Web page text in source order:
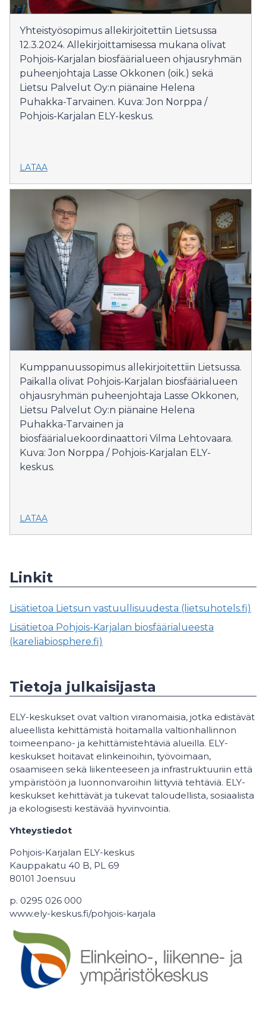
Yhteistyösopimus allekirjoitettiin Lietsussa
12.3.2024. Allekirjoittamisessa mukana olivat
Pohjois-Karjalan biosfäärialueen ohjausryhmän
puheenjohtaja Lasse Okkonen (oik.) sekä
Lietsu Palvelut Oy:n piänaine Helena
Puhakka-Tarvainen. Kuva: Jon Norppa /
Pohjois-Karjalan ELY-keskus.
LATAA
Kumppanuussopimus allekirjoitettiin Lietsussa.
Paikalla olivat Pohjois-Karjalan biosfäärialueen
ohjausryhmän puheenjohtaja Lasse Okkonen,
Lietsu Palvelut Oy:n piänaine Helena
Puhakka-Tarvainen ja
biosfäärialuekoordinaattori Vilma Lehtovaara.
Kuva: Jon Norppa / Pohjois-Karjalan ELY-
keskus.
LATAA
Linkit
Lisätietoa Lietsun vastuullisuudesta (lietsuhotels.fi)
Lisätietoa Pohjois-Karjalan biosfäärialueesta
(kareliabiosphere.fi)
Tietoja julkaisijasta
ELY-keskukset ovat valtion viranomaisia, jotka edistävät
alueellista kehittämistä hoitamalla valtionhallinnon
toimeenpano- ja kehittämistehtäviä alueilla. ELY-
keskukset hoitavat elinkeinoihin, työvoimaan,
osaamiseen sekä liikenteeseen ja infrastruktuuriin että
ympäristöön ja luonnonvaroihin liittyviä tehtäviä. ELY-
keskukset kehittävät ja tukevat taloudellista, sosiaalista
ja ekologisesti kestävää hyvinvointia.
Yhteystiedot
Pohjois-Karjalan ELY-keskus
Kauppakatu 40 B, PL 69
80101 Joensuu
p. 0295 026 000
www.ely-keskus.fi/pohjois-karjala